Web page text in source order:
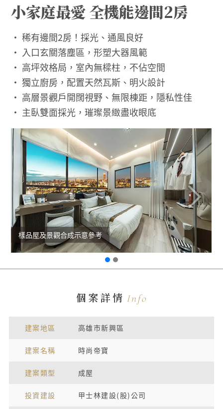
小家庭最愛 全機能邊間2房
• 稀有邊間2房！採光、通風良好
• 入口玄關落塵區，形塑大器風範
• 高坪效格局，室內無樑柱，不佔空間
• 獨立廚房，配置天然瓦斯、明火設計
• 高層景觀戶開闊視野、無限棟距，隱私性佳
• 主臥雙面採光，璀璨景緻盡收眼底
樣品屋及景觀合成示意參考
個案詳情 Info
建案地區 高雄市新興區
建案名稱 時尚帝寶
建案類型 成屋
投資建設 甲士林建設(股)公司